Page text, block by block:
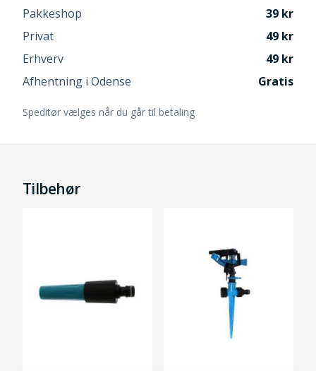
Pakkeshop
39
Privat
49
Erhverv
49
Afhentning i Odense
Gratis
Speditør vælges når du går til betaling
Tilbehør